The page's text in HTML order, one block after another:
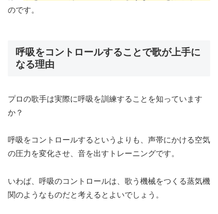
のです。
呼吸をコントロールすることで歌が上手に
なる理由
プロの歌手は実際に呼吸を訓練することを知っています
か？
呼吸をコントロールするというよりも、声帯にかける空気
の圧力を変化させ、音を出すトレーニングです。
いわば、呼吸のコントロールは、歌う機械をつくる蒸気機
関のようなものだと考えるとよいでしょう。